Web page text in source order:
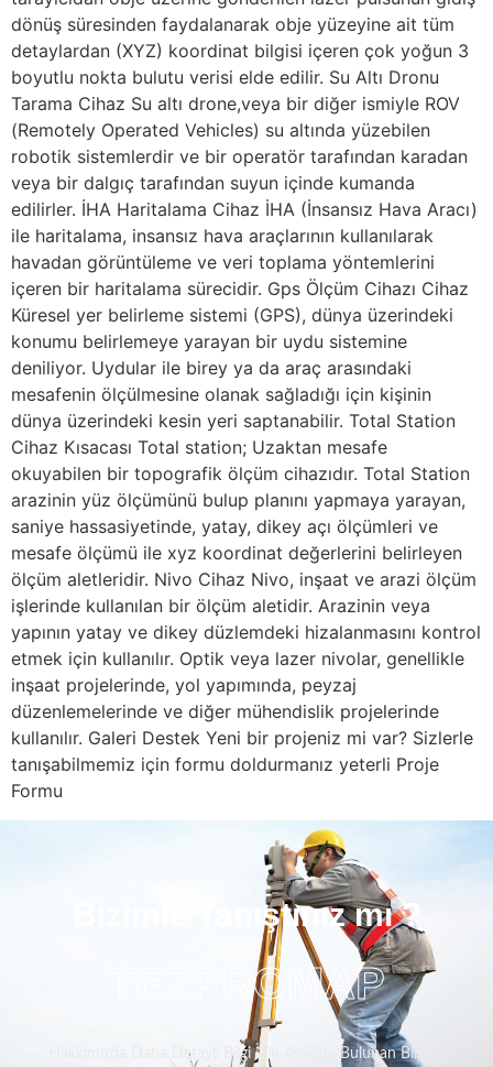
dönüş süresinden faydalanarak obje yüzeyine ait tüm
detaylardan (XYZ) koordinat bilgisi içeren çok yoğun 3
boyutlu nokta bulutu verisi elde edilir. Su Altı Dronu
Tarama Cihaz Su altı drone,veya bir diğer ismiyle ROV
(Remotely Operated Vehicles) su altında yüzebilen
robotik sistemlerdir ve bir operatör tarafından karadan
veya bir dalgıç tarafından suyun içinde kumanda
edilirler. İHA Haritalama Cihaz İHA (İnsansız Hava Aracı)
ile haritalama, insansız hava araçlarının kullanılarak
havadan görüntüleme ve veri toplama yöntemlerini
içeren bir haritalama sürecidir. Gps Ölçüm Cihazı Cihaz
Küresel yer belirleme sistemi (GPS), dünya üzerindeki
konumu belirlemeye yarayan bir uydu sistemine
deniliyor. Uydular ile birey ya da araç arasındaki
mesafenin ölçülmesine olanak sağladığı için kişinin
dünya üzerindeki kesin yeri saptanabilir. Total Station
Cihaz Kısacası Total station; Uzaktan mesafe
okuyabilen bir topografik ölçüm cihazıdır. Total Station
arazinin yüz ölçümünü bulup planını yapmaya yarayan,
saniye hassasiyetinde, yatay, dikey açı ölçümleri ve
mesafe ölçümü ile xyz koordinat değerlerini belirleyen
ölçüm aletleridir. Nivo Cihaz Nivo, inşaat ve arazi ölçüm
işlerinde kullanılan bir ölçüm aletidir. Arazinin veya
yapının yatay ve dikey düzlemdeki hizalanmasını kontrol
etmek için kullanılır. Optik veya lazer nivolar, genellikle
inşaat projelerinde, yol yapımında, peyzaj
düzenlemelerinde ve diğer mühendislik projelerinde
kullanılır. Galeri Destek Yeni bir projeniz mi var? Sizlerle
tanışabilmemiz için formu doldurmanız yeterli Proje
Formu
Bizimle Tanıştınız mı ?
TEZPROMAP
Hakkımızda Daha Detaylı Bilgi İçin Aşağıda Bulunan Bilgi Al